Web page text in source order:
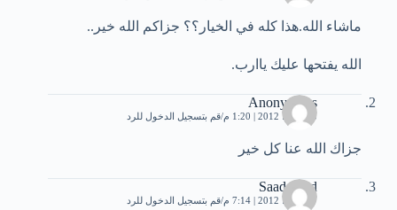
ماشاء الله.هذا كله في الخيار؟؟ جزاكم الله خير..
الله يفتحها عليك ياارب.
Anonymous
25 يوليو، 2012 | 1:20 م قم بتسجيل الدخول للرد
جزاك الله عنا كل خير
Saad Saad
27 يوليو، 2012 | 7:14 م قم بتسجيل الدخول للرد